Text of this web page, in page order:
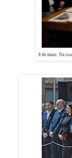
9 de maio: Na